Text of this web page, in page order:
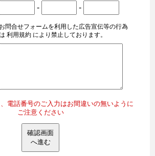
- -
お問合せフォームを利用した広告宣伝等の行為
利用規約 により禁止しております。
電話番号のご入力はお間違いの無いように
ご注意ください
確認画面
へ進む